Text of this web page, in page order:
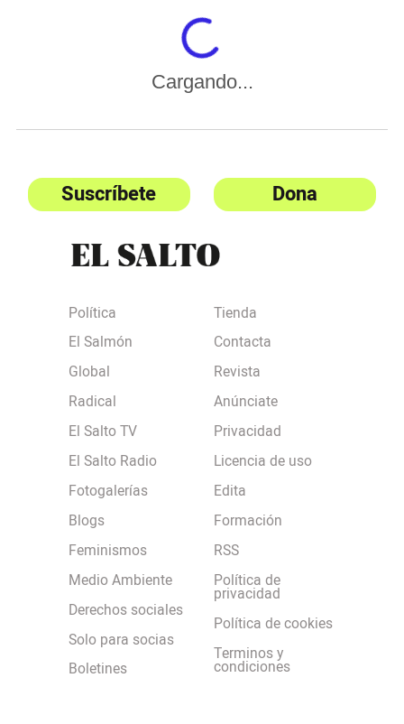
Cargando...
Suscríbete Dona
Política
El Salmón
Global
Radical
El Salto TV
El Salto Radio
Fotogalerías
Blogs
Feminismos
Medio Ambiente
Derechos sociales
Solo para socias
Boletines
Tienda
Contacta
Revista
Anúnciate
Privacidad
Licencia de uso
Edita
Formación
RSS
Política de
privacidad
Política de cookies
Terminos y
condiciones